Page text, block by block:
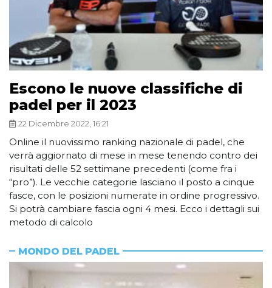
Escono le nuove classifiche di
padel per il 2023
22 Dicembre 2022, 16:21
Online il nuovissimo ranking nazionale di padel, che
verrà aggiornato di mese in mese tenendo contro dei
risultati delle 52 settimane precedenti (come fra i
“pro”). Le vecchie categorie lasciano il posto a cinque
fasce, con le posizioni numerate in ordine progressivo.
Si potrà cambiare fascia ogni 4 mesi. Ecco i dettagli sui
metodo di calcolo
MONDO DEL PADEL